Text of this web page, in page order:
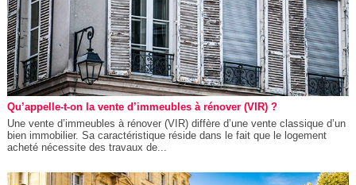
Qu’appelle-t-on la vente d’immeubles à rénover (VIR) ?
Une vente d’immeubles à rénover (VIR) diffère d’une vente classique d’un
bien immobilier. Sa caractéristique réside dans le fait que le logement
acheté nécessite des travaux de...